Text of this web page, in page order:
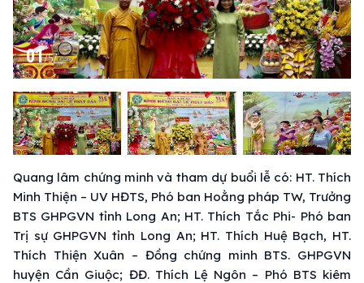
01/57
Quang lâm chứng minh và tham dự buổi lễ có: HT. Thích
Minh Thiện – UV HĐTS, Phó ban Hoằng pháp TW, Trưởng
BTS GHPGVN tỉnh Long An; HT. Thích Tắc Phi- Phó ban
Trị sự GHPGVN tỉnh Long An; HT. Thích Huệ Bạch, HT.
Thích Thiện Xuân – Đồng chứng minh BTS. GHPGVN
huyện Cần Giuộc; ĐĐ. Thích Lệ Ngôn – Phó BTS kiêm